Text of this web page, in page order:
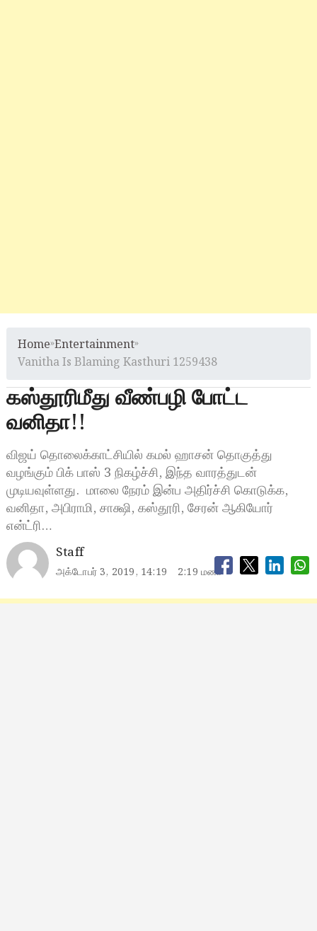
Home»Entertainment»
Vanitha Is Blaming Kasthuri 1259438
கஸ்தூரிமீது வீண்பழி போட்ட
வனிதா!!
விஜய் தொலைக்காட்சியில் கமல் ஹாசன் தொகுத்து
வழங்கும் பிக் பாஸ் 3 நிகழ்ச்சி, இந்த வாரத்துடன்
முடியவுள்ளது. மாலை நேரம் இன்ப அதிர்ச்சி கொடுக்க,
வனிதா, அபிராமி, சாக்ஷி, கஸ்தூரி, சேரன் ஆகியோர்
என்ட்ரி…
Staff
அக்டோபர் 3, 2019, 14:19 2:19 மணி